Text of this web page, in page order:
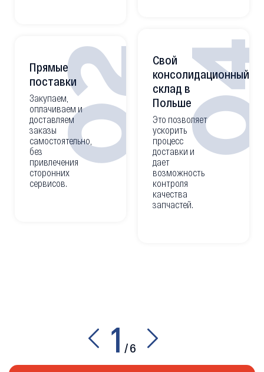
02
Прямые
поставки
Закупаем,
оплачиваем и
доставляем
заказы
самостоятельно,
без
привлечения
сторонних
сервисов.
Свой
консолидационный
склад в
Польше
Это позволяет
ускорить
процесс
доставки и
дает
возможность
контроля
качества
запчастей.
1 /6